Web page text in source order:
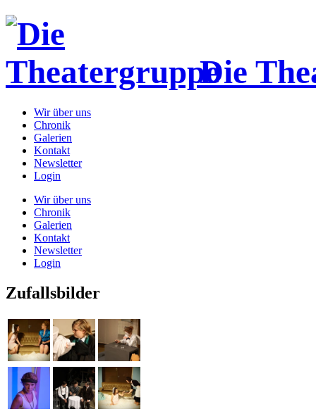
Die
Wir über uns
Chronik
Galerien
Kontakt
Newsletter
Login
Wir über uns
Chronik
Galerien
Kontakt
Newsletter
Login
Zufallsbilder